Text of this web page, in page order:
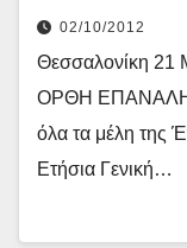
02/10/2012
Θεσσαλονίκη 21
ΟΡΘΗ
όλα τα μέλη της
Ετήσια Γενική…